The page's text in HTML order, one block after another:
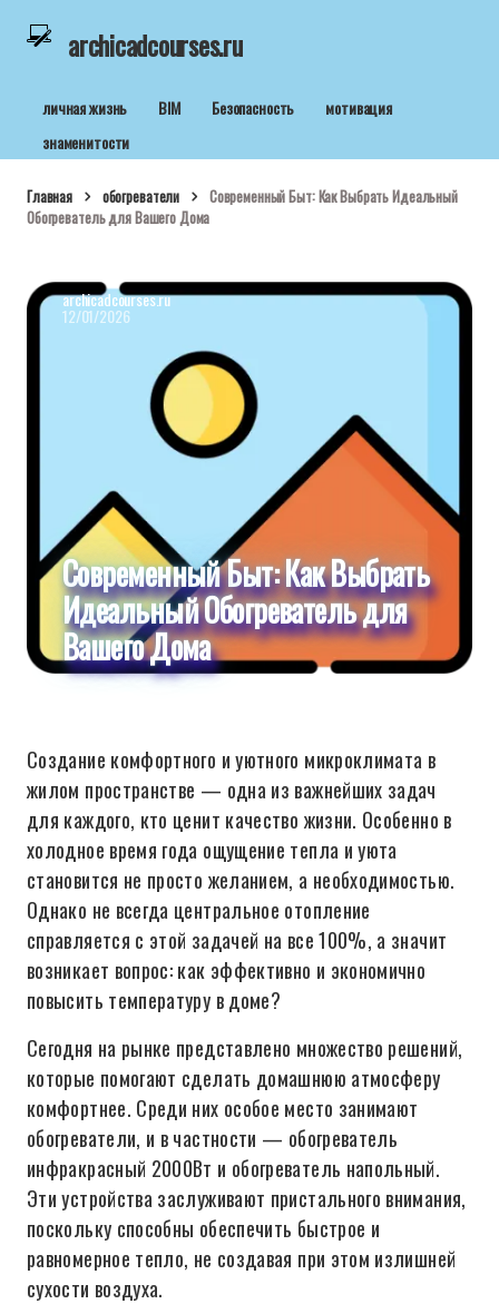
archicadcourses.ru
личная жизнь BIM Безопасность
мотивация
знаменитости
Главная обогреватели
Современный Быт: Как Выбрать Идеальный
Обогреватель для Вашего Дома
archicadcourses.ru
12/01/2026
Современный Быт: Как Выбрать
Идеальный Обогреватель для
Вашего Дома
Создание комфортного и уютного микроклимата в
жилом пространстве — одна из важнейших задач
для каждого, кто ценит качество жизни. Особенно в
холодное время года ощущение тепла и уюта
становится не просто желанием, а необходимостью.
Однако не всегда центральное отопление
справляется с этой задачей на все 100%, а значит
возникает вопрос: как эффективно и экономично
повысить температуру в доме?
Сегодня на рынке представлено множество решений,
которые помогают сделать домашнюю атмосферу
комфортнее. Среди них особое место занимают
обогреватели, и в частности — обогреватель
инфракрасный 2000Вт и обогреватель напольный.
Эти устройства заслуживают пристального внимания,
поскольку способны обеспечить быстрое и
равномерное тепло, не создавая при этом излишней
сухости воздуха.